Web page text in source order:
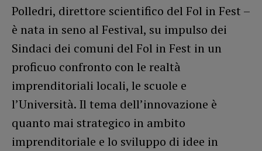
Polledri, direttore scientifico del Fol in Fest –
è nata in seno al Festival, su impulso dei
Sindaci dei comuni del Fol in Fest in un
proficuo confronto con le realtà
imprenditoriali locali, le scuole e
l’Università. Il tema dell’innovazione è
quanto mai strategico in ambito
imprenditoriale e lo sviluppo di idee in